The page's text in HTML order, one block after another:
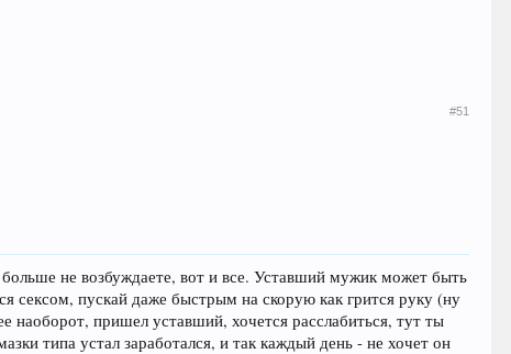
#51
не возбуждаете, вот и все. Уставший мужик может быть
сексом, пускай даже быстрым на скорую как грится руку (ну
наоборот, пришел уставший, хочется расслабиться, тут ты
типа устал заработался, и так каждый день - не хочет он